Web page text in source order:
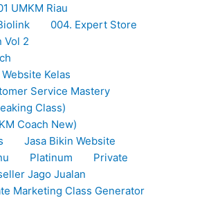
UMKM Riau
004. Expert Store
Vol 2
Kelas
Service Mastery
Class)
Coach New)
Jasa Bikin Website
Platinum
Private
Jago Jualan
Marketing Class Generator